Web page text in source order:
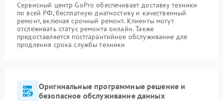
Сервисный центр GoPro обеспечивает доставку техники
по всей РФ, бесплатную диагностику и качественный
ремонт, включая срочный ремонт. Клиенты могут
отслеживать статус ремонта онлайн. Также
предоставляется постгарантийное обслуживание для
продления срока службы техники
Оригинальные программные решение и
безопасное обслуживание данных